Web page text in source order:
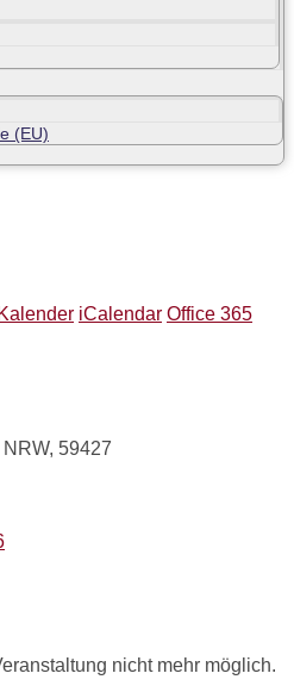
(EU)
iCalendar Office 365
59427
nicht mehr möglich.